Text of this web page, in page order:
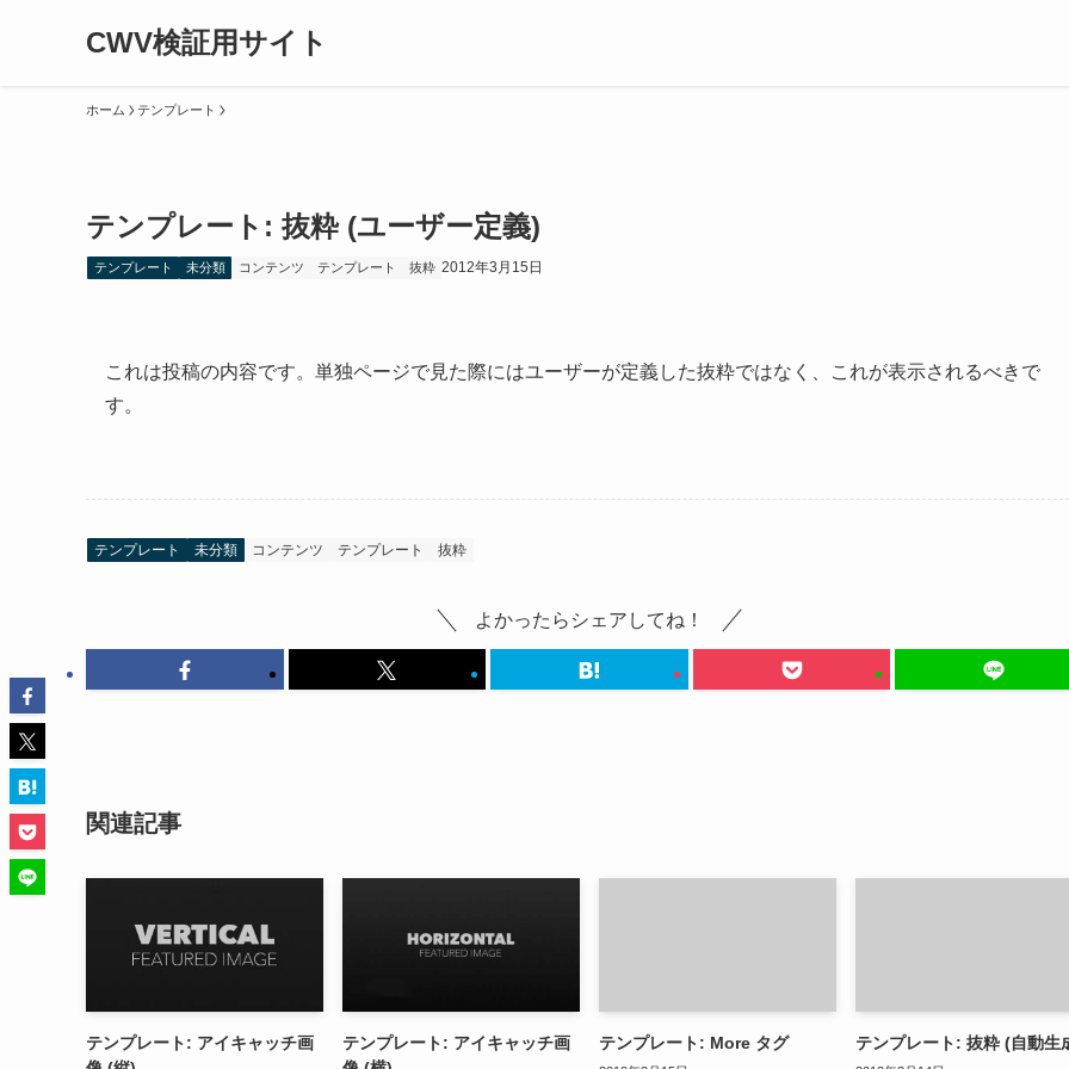
CWV検証用サイト
ホーム テンプレート
テンプレート: 抜粋 (ユーザー定義)
テンプレート 未分類 コンテンツ テンプレート 抜粋 2012年3月15日
これは投稿の内容です。単独ページで見た際にはユーザーが定義した抜粋ではなく、これが表示されるべきで
す。
テンプレート 未分類 コンテンツ テンプレート 抜粋
よかったらシェアしてね！
関連記事
テンプレート: アイキャッチ画
テンプレート: アイキャッチ画
テンプレート: More タグ テンプレート: 抜粋 (自動生